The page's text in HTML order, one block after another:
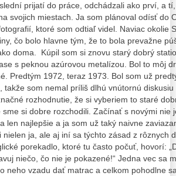
prijatí do práce, odchádzali ako prví, a
svojich miestach. Ja som plánoval odísť do
ktoré som odtiaľ videl. Naviac okolie
čo bolo hlavne tým, že to bola prevažne
doma. Kúpil som si znovu starý dobrý
s peknou azúrovou metalízou. Bol to môj
Predtým 1972, teraz 1973. Bol som už
takže som nemal príliš dlhú vnútornú
rozhodnutie, že si vyberiem to staré
sme si dobre rozchodili. Začínať s novými nie
len najlepšie a ja som už taký naivne
nielen ja, ale aj iní sa týchto zásad z rôznych
porekadlo, ktoré tu často počuť, hovorí:
niečo, čo nie je pokazené!“ Jedna vec sa
neho vzadu dať matrac a celkom pohodlne